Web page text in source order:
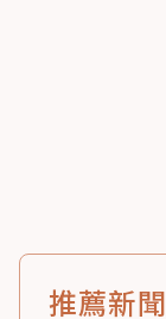
推薦新聞